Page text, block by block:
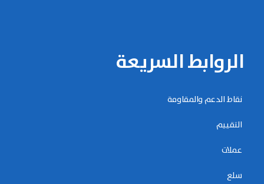
الروابط السريعة
نقاط الدعم والمقاومة
التقييم
عملات
سلع